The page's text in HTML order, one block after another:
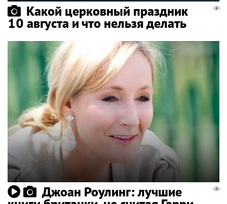
Какой церковный праздник
10 августа и что нельзя делать
Джоан Роулинг: лучшие